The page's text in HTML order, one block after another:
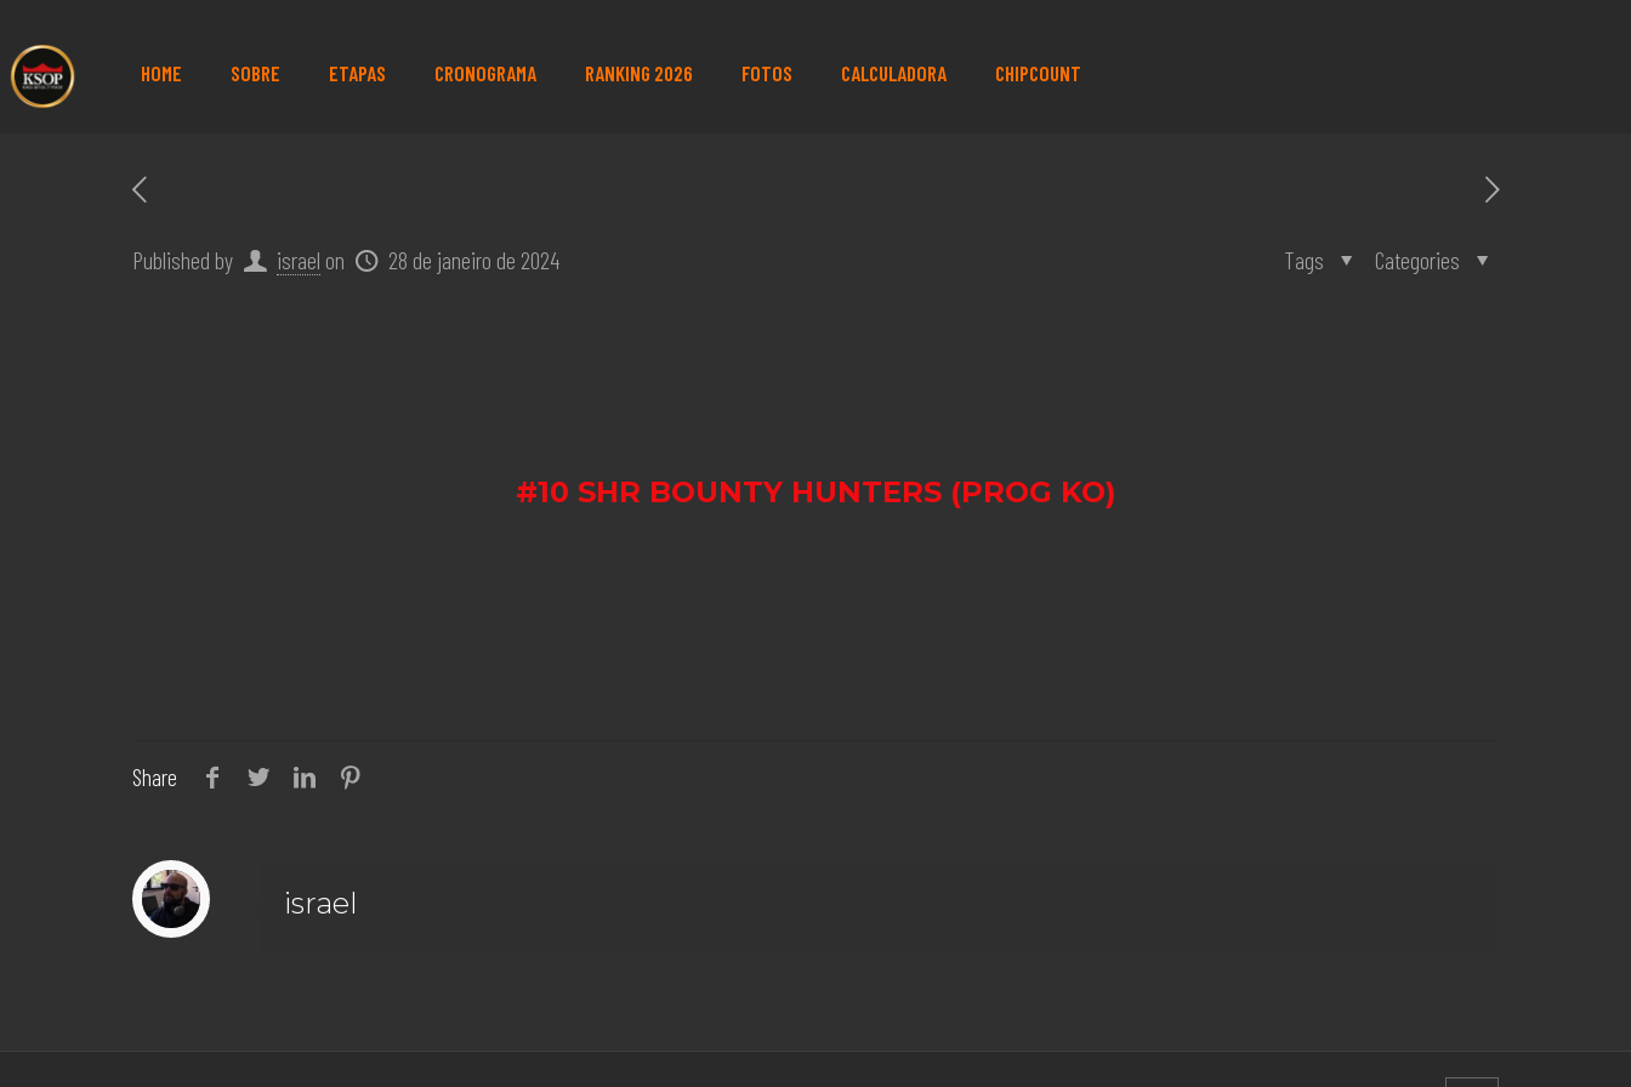
HOME SOBRE ETAPAS CRONOGRAMA RANKING 2026 FOTOS CALCULADORA CHIPCOUNT
Published by israel on 28 de janeiro de 2024 Categories
Tags
#10 SHR BOUNTY HUNTERS (PROG KO)
Share
israel